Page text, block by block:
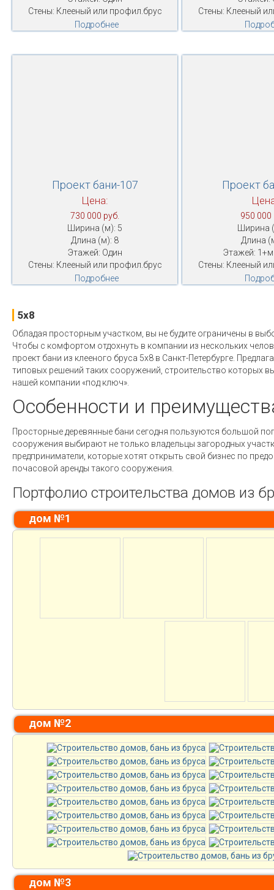
Стены: Клееный или профил.брус
Подробнее
Стены: Клееный
Проект бани-107
Цена:
730 000 руб.
Ширина (м): 5
Длина (м): 8
Этажей: Один
Стены: Клееный или профил.брус
Подробнее
Проект
950 000
Ширина
Длина
Этажей:
Стены: Клееный
5x8
Обладая просторным участком, вы не будите ограничены в
Чтобы с комфортом отдохнуть в компании из нескольких
проект бани из клееного бруса 5x8 в Санкт-Петербурге.
типовых решений таких сооружений, строительство которых
нашей компании «под ключ».
Особенности и
Просторные деревянные бани сегодня пользуются большой
сооружения выбирают не только владельцы загородных
предприниматели, которые хотят открыть свой бизнес по
почасовой аренды такого сооружения.
Портфолио строительства домов из
дом №1
дом №2
дом №3